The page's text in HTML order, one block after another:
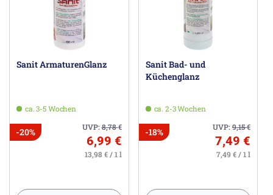
Sanit ArmaturenGlanz
ca. 3-5 Wochen
UVP:8,78€
-20%
6,99 €
13,98 € / 1 l
Sanit Bad- und
Küchenglanz
ca. 2-3 Wochen
UVP:9,15€
-18%
7,49 €
7,49 € / 1 l